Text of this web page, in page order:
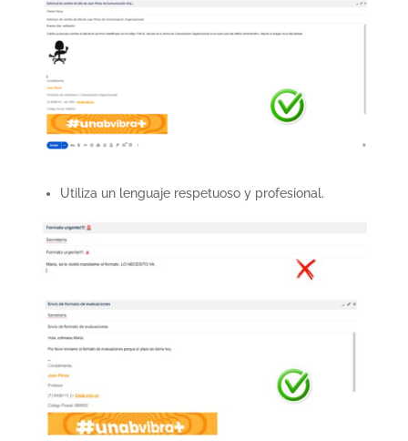
Utiliza un lenguaje respetuoso y profesional.